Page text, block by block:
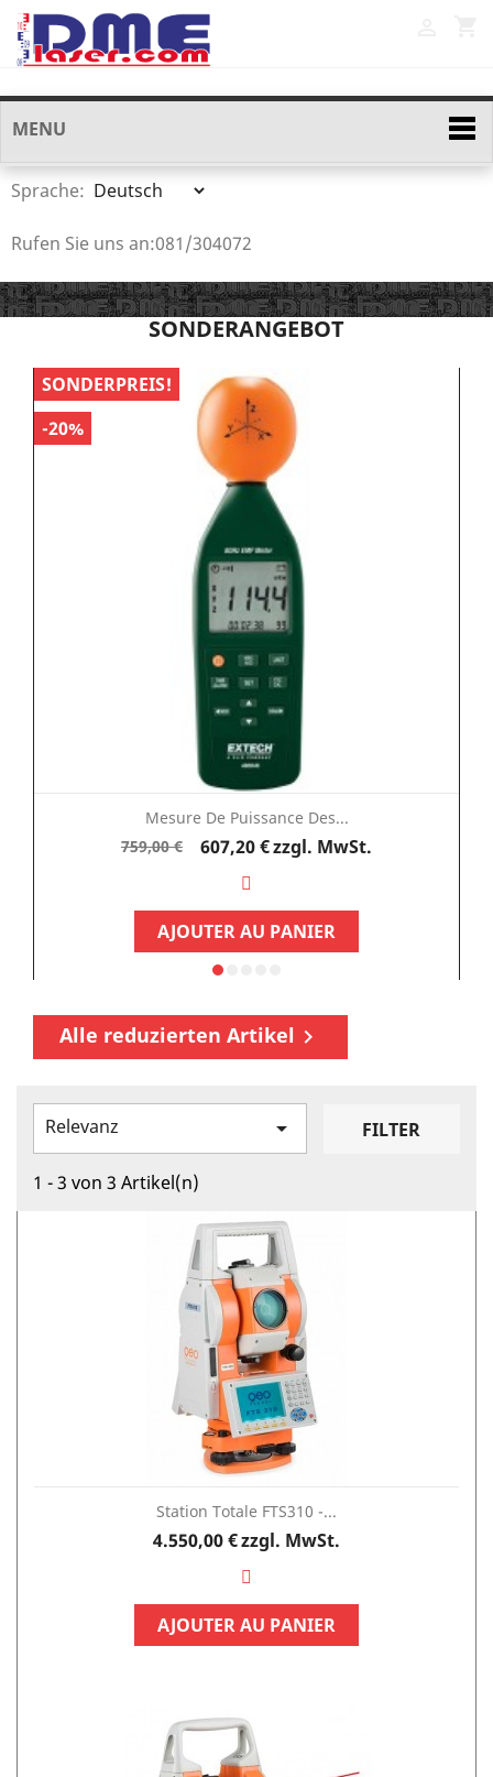
MENU
Sprache:
Rufen Sie uns an:081/304072
SONDERANGEBOT
Mesure De Puissance Des...
Verkaufspreis
759,00 € Preis
607,20 €zzgl. MwSt.
AJOUTER AU PANIER
SONDERPREIS!
-20%
Alle reduzierten Artikel 
Relevanz  FILTER
1 - 3 von 3 Artikel(n)
Station Totale FTS310 -...
Preis
4.550,00 €zzgl. MwSt.
AJOUTER AU PANIER